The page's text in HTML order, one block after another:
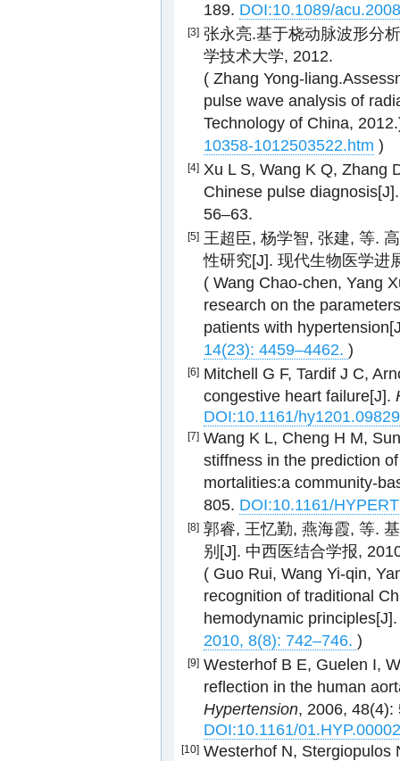
189. DOI:10.1089/
[3] 张永亮.基于桡动脉波形分
学技术大学, 2012.
( Zhang Yong-
pulse wave analysis of
Technology of China,
10358-1012503522.htm )
[4] Xu L S, Wang K Q, Zhang
Chinese pulse
56–63.
[5] 王超臣, 杨学智, 张建, 等.
性研究[J]. 现代生物医学进
( Wang Chao-chen, Yang
research on the
patients with
14(23): 4459–4462. )
[6] Mitchell G F, Tardif J C,
congestive heart failure[J].
DOI:10.1161/
[7] Wang K L, Cheng H M,
stiffness in the prediction
mortalities:a community-
805. DOI:10.1161/
[8] 郭睿, 王忆勤, 燕海霞, 等.
别[J]. 中西医结合学报,
( Guo Rui, Wang Yi-qin,
recognition of traditional
hemodynamic
2010, 8(8): 742–746. )
[9] Westerhof B E, Guelen I,
reflection in the human
Hypertension, 2006, 48(4):
DOI:10.1161/
[10] Westerhof N, Stergiopulos